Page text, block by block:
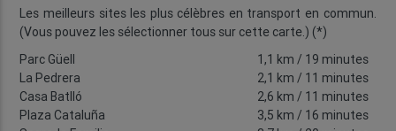
Les meilleurs sites les plus célèbres en transport en commun.
(Vous pouvez les sélectionner tous sur cette carte.) (*)
Parc Güell
1,1 km / 19 minutes
La Pedrera
2,1 km / 11 minutes
Casa Batlló
2,6 km / 11 minutes
Plaza Cataluña
3,5 km / 16 minutes